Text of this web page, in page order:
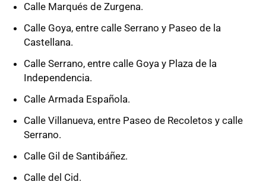
Calle Marqués de Zurgena.
Calle Goya, entre calle Serrano y Paseo de la
Castellana.
Calle Serrano, entre calle Goya y Plaza de la
Independencia.
Calle Armada Española.
Calle Villanueva, entre Paseo de Recoletos y calle
Serrano.
Calle Gil de Santibáñez.
Calle del Cid.